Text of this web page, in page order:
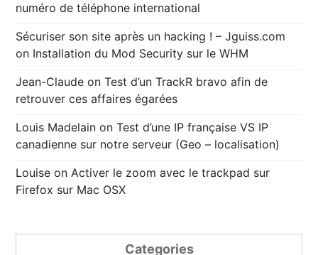
numéro de téléphone international
Sécuriser son site après un hacking ! – Jguiss.com
on Installation du Mod Security sur le WHM
Jean-Claude onTest d’un TrackR bravo afin de
retrouver ces affaires égarées
Louis Madelain onTest d’une IP française VS IP
canadienne sur notre serveur (Geo – localisation)
Louise onActiver le zoom avec le trackpad sur
Firefox sur Mac OSX
Categories